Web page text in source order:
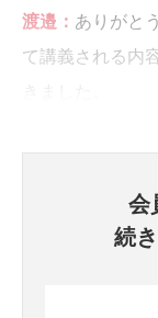
渡邉： ありがと
て講義される内
会
続